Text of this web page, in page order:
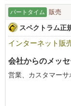
パートタイム 販売
スペクトラム正
インターネット販
会社からのメッ
営業、カスタマーサ